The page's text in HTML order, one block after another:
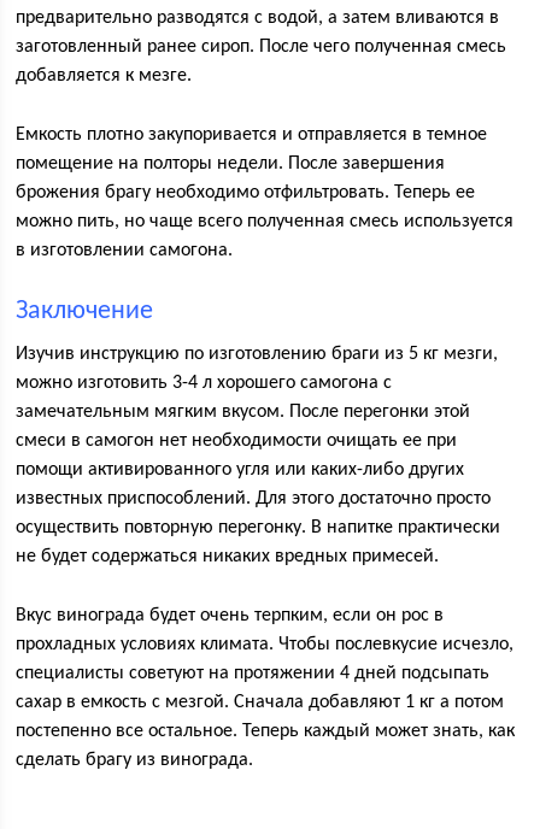
предварительно разводятся с водой, а затем вливаются в
заготовленный ранее сироп. После чего полученная смесь
добавляется к мезге.
Емкость плотно закупоривается и отправляется в темное
помещение на полторы недели. После завершения
брожения брагу необходимо отфильтровать. Теперь ее
можно пить, но чаще всего полученная смесь используется
в изготовлении самогона.
Заключение
Изучив инструкцию по изготовлению браги из 5 кг мезги,
можно изготовить 3-4 л хорошего самогона с
замечательным мягким вкусом. После перегонки этой
смеси в самогон нет необходимости очищать ее при
помощи активированного угля или каких-либо других
известных приспособлений. Для этого достаточно просто
осуществить повторную перегонку. В напитке практически
не будет содержаться никаких вредных примесей.
Вкус винограда будет очень терпким, если он рос в
прохладных условиях климата. Чтобы послевкусие исчезло,
специалисты советуют на протяжении 4 дней подсыпать
сахар в емкость с мезгой. Сначала добавляют 1 кг а потом
постепенно все остальное. Теперь каждый может знать, как
сделать брагу из винограда.